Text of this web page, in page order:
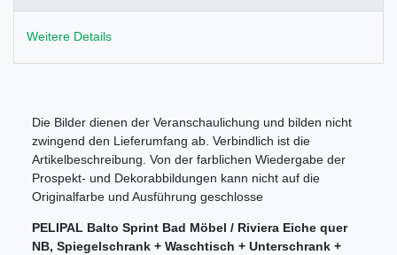
Weitere Details
Die Bilder dienen der Veranschaulichung und bilden nicht
zwingend den Lieferumfang ab. Verbindlich ist die
Artikelbeschreibung. Von der farblichen Wiedergabe der
Prospekt- und Dekorabbildungen kann nicht auf die
Originalfarbe und Ausführung geschlosse
PELIPAL Balto Sprint Bad Möbel / Riviera Eiche quer
NB, Spiegelschrank + Waschtisch + Unterschrank +